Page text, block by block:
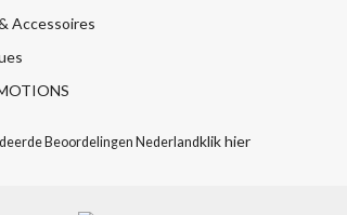
Accessoires
Beoordelingen Nederlandklik hier